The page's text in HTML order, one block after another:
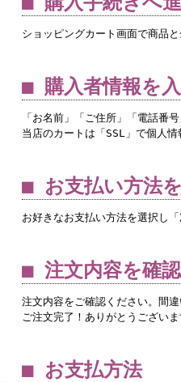
ショッピングカート画面で商品
■ 購入者情報を
「お名前」「ご住所」「電話番
当店のカートは「SSL」で個人
■ お支払い方法
お好きなお支払い方法を選択し
■ 注文内容を確
注文内容をご確認ください。間
ご注文完了！ありがとうござい
■ お支払方法